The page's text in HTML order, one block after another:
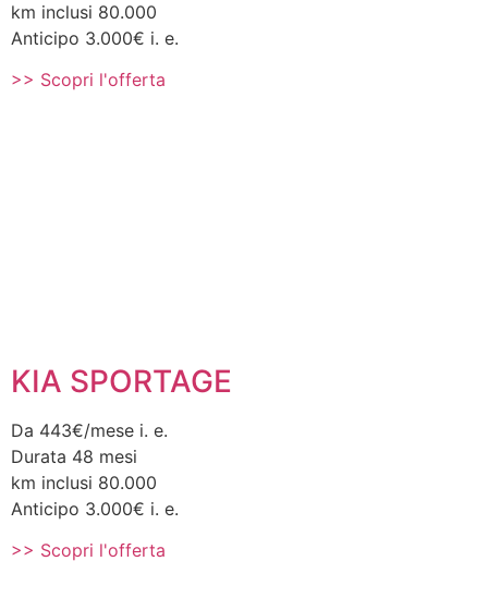
km inclusi 80.000
Anticipo 3.000€ i. e.
>> Scopri l'offerta
KIA SPORTAGE
Da 443€/mese i. e.
Durata 48 mesi
km inclusi 80.000
Anticipo 3.000€ i. e.
>> Scopri l'offerta